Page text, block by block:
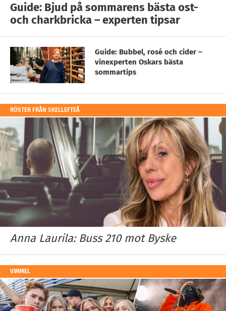
Guide: Bjud på sommarens bästa ost-
och charkbricka – experten tipsar
Guide: Bubbel, rosé och cider –
vinexperten Oskars bästa
sommartips
RÖSTER FRÅN SKELLEFTEÅ
Anna Laurila: Buss 210 mot Byske
VIMMEL